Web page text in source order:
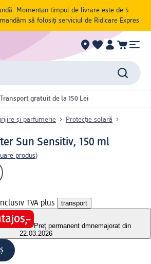
Momentan timpul de livrare este de 5
să folosiți serviciul de Ridicare Expres
Transport gratuit de la 150 Lei
și parfumerie
Protecție solară
Sun Sensitiv, 150 ml
produs)
Inclusiv TVA plus transport
Preț permanent dmnemajorat din
22.03.2026